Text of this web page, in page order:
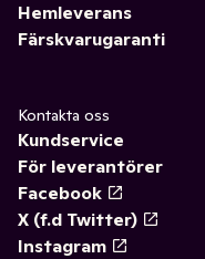
Hemleverans
Färskvarugaranti
Kontakta oss
Kundservice
För leverantörer
Facebook
X (f.d Twitter)
Instagram